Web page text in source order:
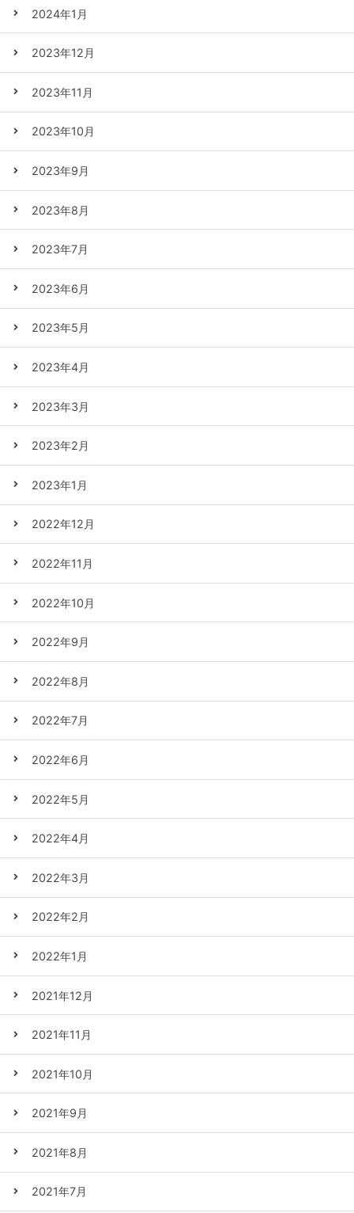
2024年1月
2023年12月
2023年11月
2023年10月
2023年9月
2023年8月
2023年7月
2023年6月
2023年5月
2023年4月
2023年3月
2023年2月
2023年1月
2022年12月
2022年11月
2022年10月
2022年9月
2022年8月
2022年7月
2022年6月
2022年5月
2022年4月
2022年3月
2022年2月
2022年1月
2021年12月
2021年11月
2021年10月
2021年9月
2021年8月
2021年7月